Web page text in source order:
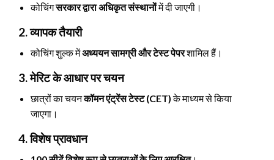
कोचिंगसरकार द्वारा अधिकृत संस्थानोंमें दी जाएगी।
2. व्यापक तैयारी
कोचिंग शुल्क मेंअध्ययन सामग्री और टेस्ट पेपरशामिल हैं।
3. मेरिट के आधार पर चयन
छात्रों का चयनकॉमन एंट्रेंस टेस्ट (CET)के माध्यम से किया
जाएगा।
4. विशेष प्रावधान